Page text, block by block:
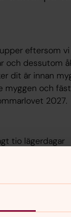
eftersom vi
och dessutom
dit är innan
myggen och
2027.
tio lägerdagar
2027